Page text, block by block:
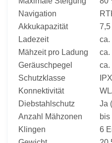
Navigation
Akkukapazität
7,5
Ladezeit
ca.
Mähzeit pro Ladung
ca.
Geräuschpegel
ca.
Schutzklasse
Konnektivität
Diebstahlschutz
Ja
Anzahl Mähzonen
bis
Klingen
6